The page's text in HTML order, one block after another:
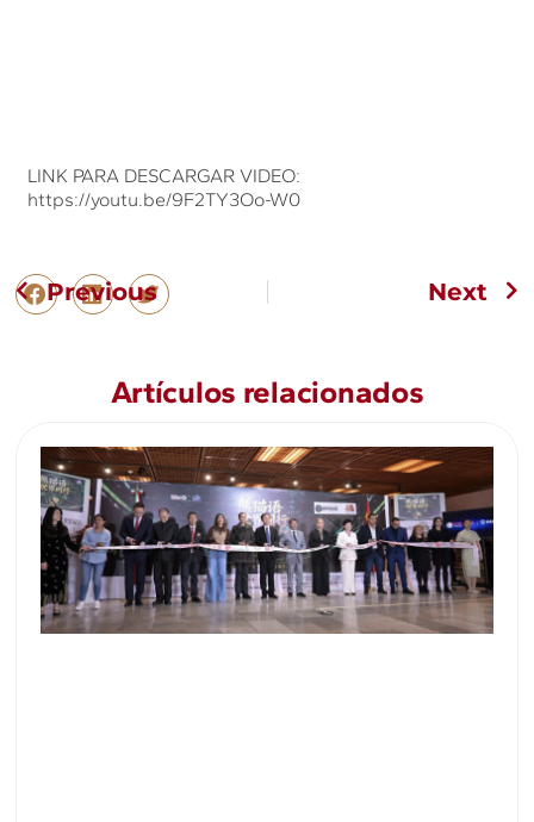
LINK PARA DESCARGAR VIDEO:
https://youtu.be/9F2TY3Oo-W0
Previous Next
Artículos relacionados